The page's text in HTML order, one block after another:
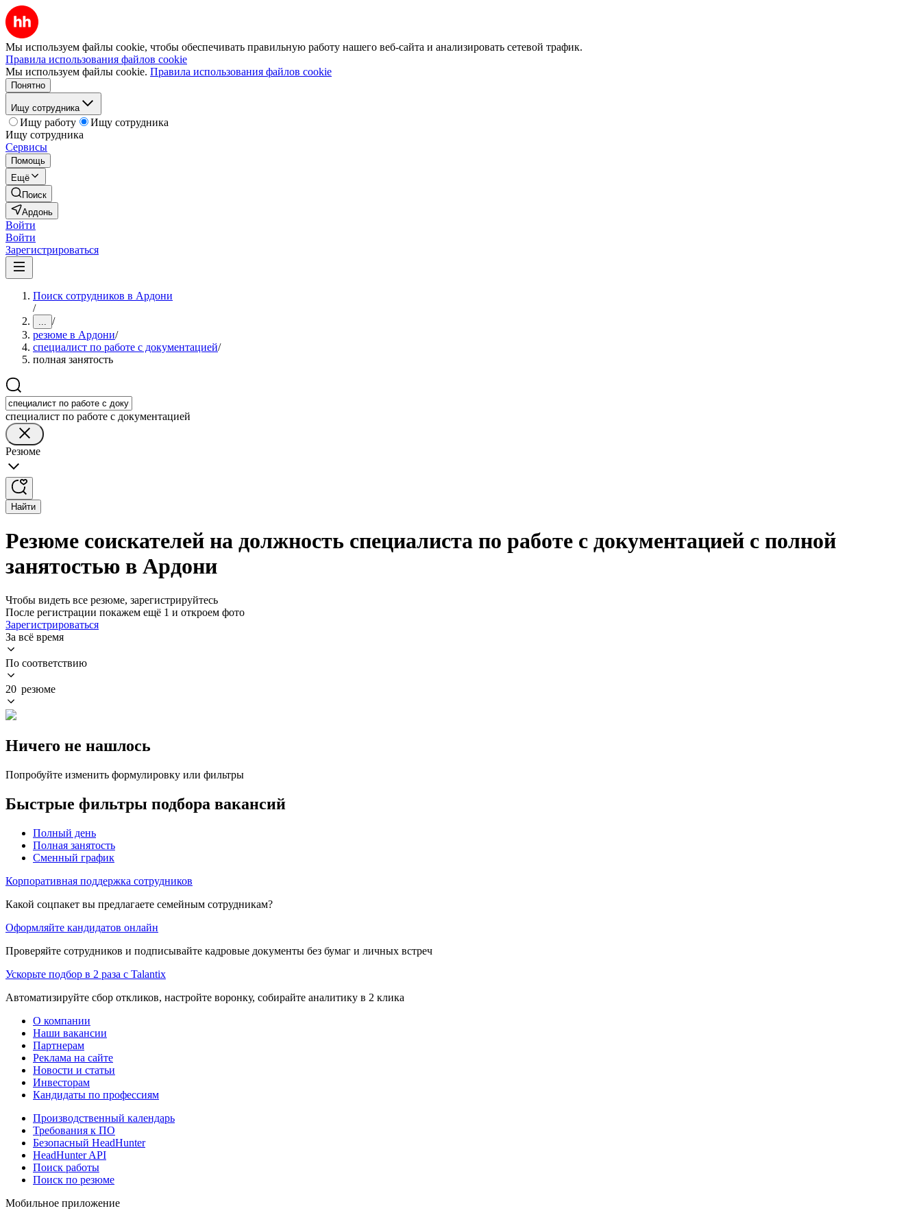
Мы используем файлы cookie, чтобы обеспечивать правильную работу нашего веб-сайта и анализировать сетевой трафик.
Правила использования файлов cookie
Мы используем файлы cookie. Правила использования файлов cookie
Понятно
Ищу сотрудника
Ищу работу
Ищу сотрудника
Ищу сотрудника
Сервисы
Помощь
Ещё
Поиск
Ардонь
Войти
Войти
Зарегистрироваться
Поиск сотрудников в Ардони
/
... /
резюме в Ардони/
специалист по работе с документацией/
полная занятость
специалист по работе с документацией
Резюме
Найти
Резюме соискателей на должность специалиста по работе с документацией с полной
занятостью в Ардони
Чтобы видеть все резюме, зарегистрируйтесь
После регистрации покажем ещё 1 и откроем фото
Зарегистрироваться
За всё время
По соответствию
20 резюме
Ничего не нашлось
Попробуйте изменить формулировку или фильтры
Быстрые фильтры подбора вакансий
Полный день
Полная занятость
Сменный график
Корпоративная поддержка сотрудников
Какой соцпакет вы предлагаете семейным сотрудникам?
Оформляйте кандидатов онлайн
Проверяйте сотрудников и подписывайте кадровые документы без бумаг и личных встреч
Ускорьте подбор в 2 раза с Talantix
Автоматизируйте сбор откликов, настройте воронку, собирайте аналитику в 2 клика
О компании
Наши вакансии
Партнерам
Реклама на сайте
Новости и статьи
Инвесторам
Кандидаты по профессиям
Производственный календарь
Требования к ПО
Безопасный HeadHunter
HeadHunter API
Поиск работы
Поиск по резюме
Мобильное приложение